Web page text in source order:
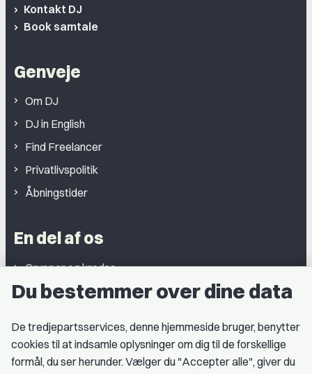
Kontakt DJ
Book samtale
Genveje
Om DJ
DJ in English
Find Freelancer
Privatlivspolitik
Åbningstider
En del af os
Grupper og kredse
Studentergrupper
Medlemskab
Du bestemmer over dine data
De tredjepartsservices, denne hjemmeside bruger, benytter
cookies til at indsamle oplysninger om dig til de forskellige
formål, du ser herunder. Vælger du "Accepter alle", giver du